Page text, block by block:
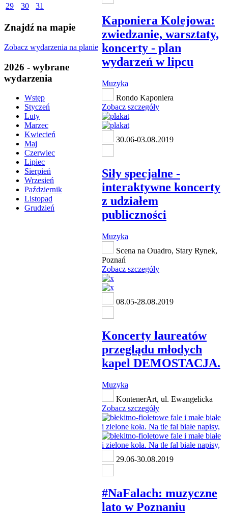
29
30 31
Znajdź na mapie
Zobacz wydarzenia na planie
2026 - wybrane
wydarzenia
Wstęp
Styczeń
Luty
Marzec
Kwiecień
Maj
Czerwiec
Lipiec
Sierpień
Wrzesień
Październik
Listopad
Grudzień
Kaponiera Kolejowa:
zwiedzanie, warsztaty,
koncerty - plan
wydarzeń w lipcu
Muzyka
Rondo Kaponiera
Zobacz szczegóły
30.06-03.08.2019
Siły specjalne -
interaktywne koncerty
z udziałem
publiczności
Muzyka
Scena na Ouadro, Stary Rynek,
Poznań
Zobacz szczegóły
08.05-28.08.2019
Koncerty laureatów
przeglądu młodych
kapel DEMOSTACJA.
Muzyka
KontenerArt, ul. Ewangelicka
Zobacz szczegóły
29.06-30.08.2019
#NaFalach: muzyczne
lato w Poznaniu